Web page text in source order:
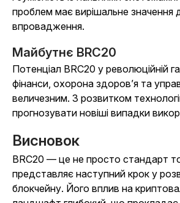
проблем має вирішальне значення
впровадження.
Майбутнє BRC20
Потенціал BRC20 у революційній
фінанси, охорона здоров’я та
величезним. З розвитком
прогнозувати новіші випадки
Висновок
BRC20 — це не просто стандарт
представляє наступний крок у
блокчейну. Його вплив на